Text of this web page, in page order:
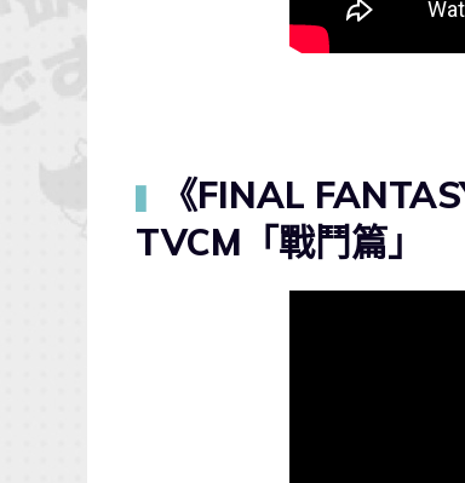
《FINAL
TVCM「戰鬥篇」